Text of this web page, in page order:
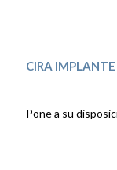
CIRA
Pone a su